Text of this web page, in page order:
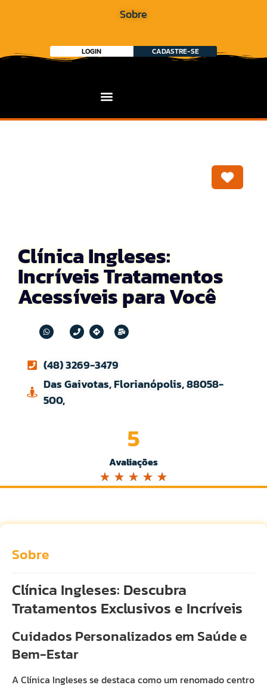
Sobre
LOGIN CADASTRE-SE
Clínica Ingleses:
Incríveis Tratamentos
Acessíveis para Você
(48) 3269-3479
Das Gaivotas, Florianópolis, 88058-
500,
Avaliações
5
☆ ☆ ☆ ☆ ☆
Sobre
Clínica Ingleses: Descubra
Tratamentos Exclusivos e Incríveis
Cuidados Personalizados em Saúde e
Bem-Estar
A Clínica Ingleses se destaca como um renomado centro